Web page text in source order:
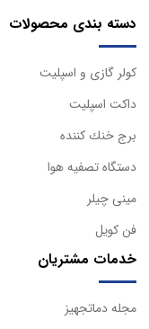
دسته بندی محصولات
كولر گازی و اسپليت
داكت اسپليت
برج خنك كننده
دستگاه تصفيه هوا
مینی چیلر
فن کویل
خدمات مشتریان
مجله دماتجهیز